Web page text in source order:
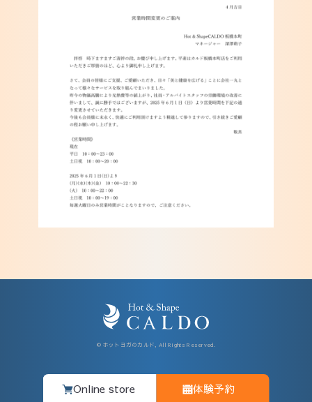
Online store 体験予約
© ホットヨガのカルド, All Rights Reserved.